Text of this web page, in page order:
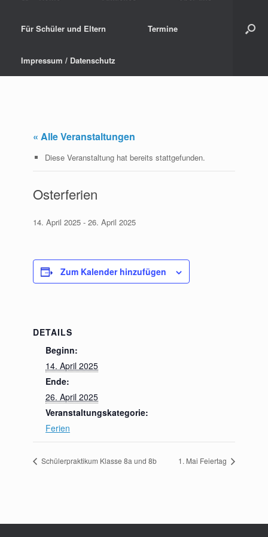
Für Schüler und Eltern Termine
Impressum / Datenschutz
« Alle Veranstaltungen
Diese Veranstaltung hat bereits stattgefunden.
Osterferien
14. April 2025 - 26. April 2025
Zum Kalender hinzufügen
DETAILS
Beginn:
14. April 2025
Ende:
26. April 2025
Veranstaltungskategorie:
Ferien
Schülerpraktikum Klasse 8a und 8b 1. Mai Feiertag